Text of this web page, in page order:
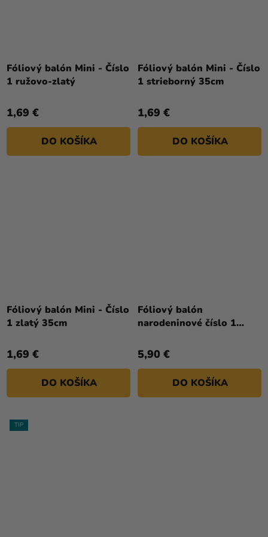
Fóliový balón Mini - Číslo
1 ružovo-zlatý
1,69 €
DO KOŠÍKA
Fóliový balón Mini - Číslo
1 strieborný 35cm
1,69 €
DO KOŠÍKA
Fóliový balón Mini - Číslo
1 zlatý 35cm
1,69 €
DO KOŠÍKA
Fóliový balón
narodeninové číslo 1
5,90 €
DO KOŠÍKA
TIP